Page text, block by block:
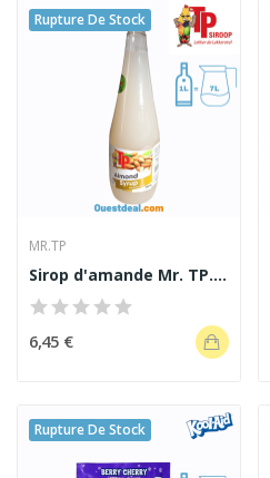
Rupture De Stock
MR.TP
Sirop d'amande Mr. TP. 1 L
6,45 €
Rupture De Stock